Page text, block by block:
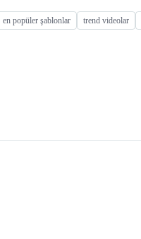
en popüler şablonlar trend videolar